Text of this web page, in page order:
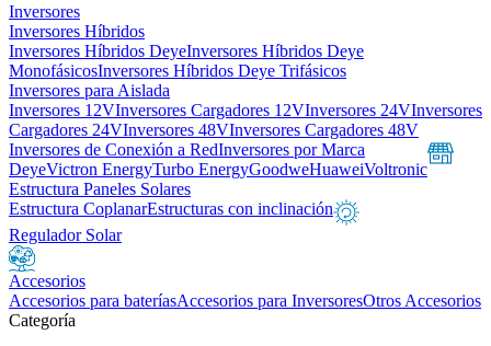
Inversores
Inversores Híbridos
Inversores Híbridos DeyeInversores Híbridos Deye
MonofásicosInversores Híbridos Deye Trifásicos
Inversores para Aislada
Inversores 12VInversores Cargadores 12VInversores 24VInversores
Cargadores 24VInversores 48VInversores Cargadores 48V
Inversores de Conexión a RedInversores por Marca
DeyeVictron EnergyTurbo EnergyGoodweHuaweiVoltronic
Estructura Paneles Solares
Estructura CoplanarEstructuras con inclinación
Regulador Solar
Accesorios
Accesorios para bateríasAccesorios para InversoresOtros Accesorios
Categoría